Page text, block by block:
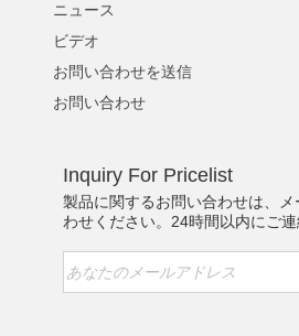
ニュース
ビデオ
お問い合わせを送信
お問い合わせ
Inquiry For Pricelist
製品に関するお問い合わせは、
わせください。24時間以内にご連